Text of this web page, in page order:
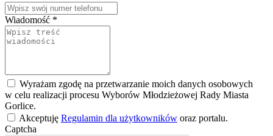
Wiadomość *
Wyrażam zgodę na przetwarzanie moich danych osobowych
w celu realizacji procesu Wyborów Młodzieżowej Rady Miasta
Gorlice.
Akceptuję Regulamin dla użytkowników oraz portalu.
Captcha